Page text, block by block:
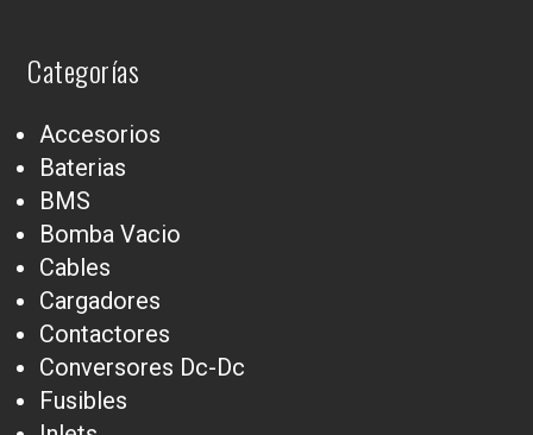
Categorías
Accesorios
Baterias
BMS
Bomba Vacio
Cables
Cargadores
Contactores
Conversores Dc-Dc
Fusibles